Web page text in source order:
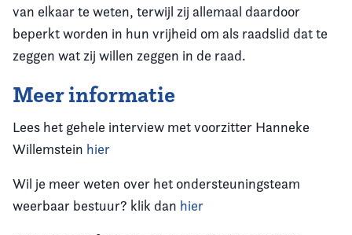
van elkaar te weten, terwijl zij allemaal daardoor
beperkt worden in hun vrijheid om als raadslid dat te
zeggen wat zij willen zeggen in de raad.
Meer informatie
Lees het gehele interview met voorzitter Hanneke
Willemstein hier
Wil je meer weten over het ondersteuningsteam
weerbaar bestuur? klik dan hier